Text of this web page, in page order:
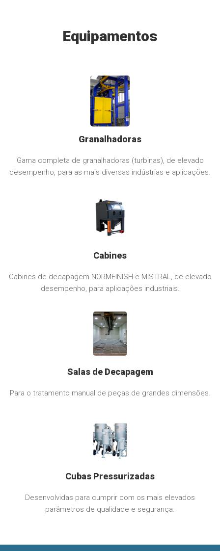
Equipamentos
Granalhadoras
Gama completa de granalhadoras (turbinas), de elevado
desempenho, para as mais diversas indústrias e aplicações.
Cabines
Cabines de decapagem NORMFINISH e MISTRAL, de elevado
desempenho, para aplicações industriais.
Salas de Decapagem
Para o tratamento manual de peças de grandes dimensões.
Cubas Pressurizadas
Desenvolvidas para cumprir com os mais elevados
parâmetros de qualidade e segurança.